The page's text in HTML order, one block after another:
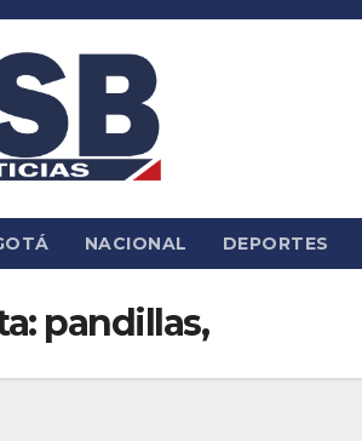
NACIONAL DEPORTES
pandillas,